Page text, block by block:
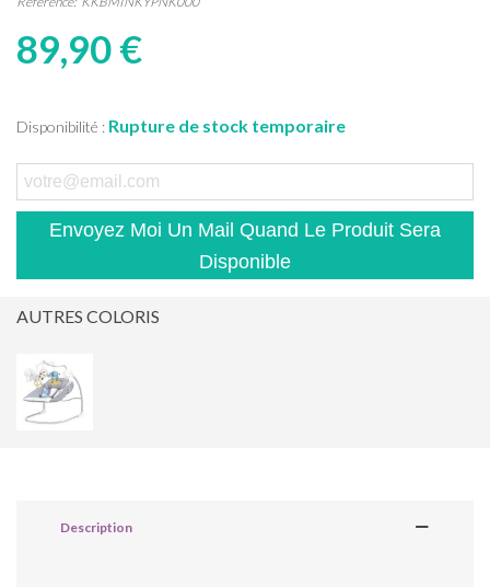
89,90 €
Disponibilité : Rupture de stock temporaire
Envoyez Moi Un Mail Quand Le Produit Sera
Disponible
AUTRES COLORIS
Description